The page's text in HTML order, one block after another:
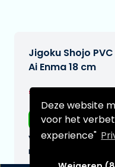
Deze website
voor het
experience"
Jigoku Shojo
Ai Enma 18 cm
€384,99
Gratis
Verwachtte
n.v.t.